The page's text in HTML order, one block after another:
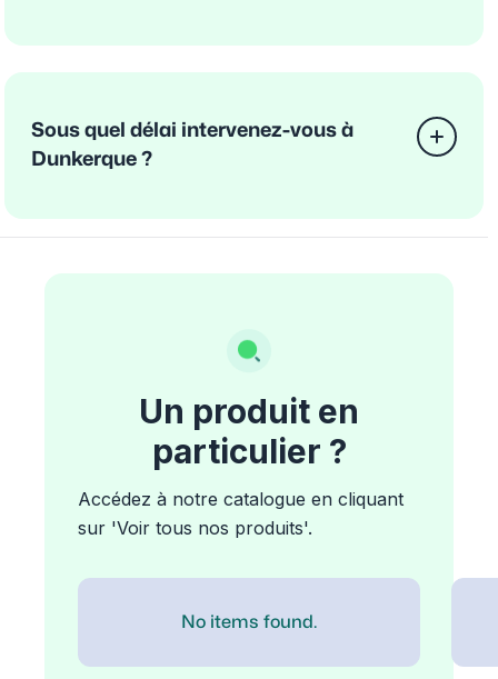
Sous quel délai intervenez-vous à
Dunkerque ?
Un produit en
particulier ?
Accédez à notre catalogue en cliquant
sur 'Voir tous nos produits'.
No items found.